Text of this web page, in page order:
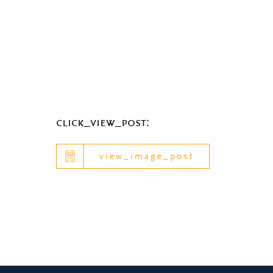
click_view_post:
view_image_post